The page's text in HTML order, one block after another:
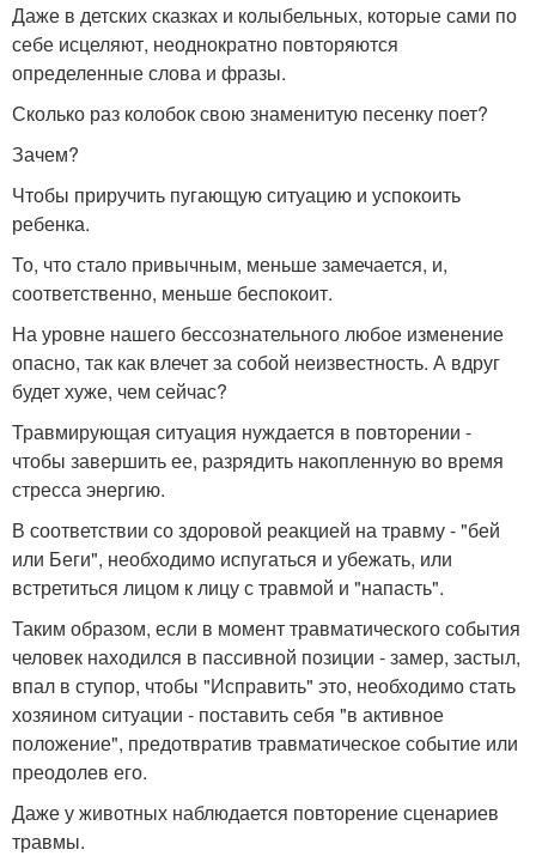
Даже в детских сказках и колыбельных, которые сами по
себе исцеляют, неоднократно повторяются
определенные слова и фразы.
Сколько раз колобок свою знаменитую песенку поет?
Зачем?
Чтобы приручить пугающую ситуацию и успокоить
ребенка.
То, что стало привычным, меньше замечается, и,
соответственно, меньше беспокоит.
На уровне нашего бессознательного любое изменение
опасно, так как влечет за собой неизвестность. А вдруг
будет хуже, чем сейчас?
Травмирующая ситуация нуждается в повторении -
чтобы завершить ее, разрядить накопленную во время
стресса энергию.
В соответствии со здоровой реакцией на травму - "бей
или Беги", необходимо испугаться и убежать, или
встретиться лицом к лицу с травмой и "напасть".
Таким образом, если в момент травматического события
человек находился в пассивной позиции - замер, застыл,
впал в ступор, чтобы "Исправить" это, необходимо стать
хозяином ситуации - поставить себя "в активное
положение", предотвратив травматическое событие или
преодолев его.
Даже у животных наблюдается повторение сценариев
травмы.